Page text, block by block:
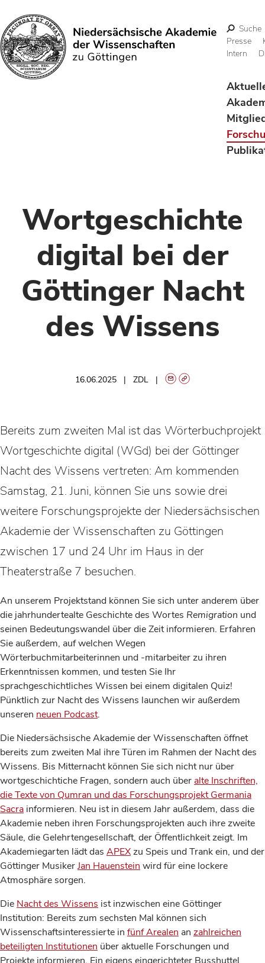
Suchen
Suche
Presse
Intern
Wortgeschichte
digital bei der
Göttinger Nacht
des Wissens
16.06.2025 ZDL
Bereits zum zweiten Mal ist das Wörterbuchprojekt
Wortgeschichte digital (WGd) bei der Göttinger
Nacht des Wissens vertreten: Am kommenden
Samstag, 21. Juni, können Sie uns sowie drei
weitere Forschungsprojekte der Niedersächsischen
Akademie der Wissenschaften zu Göttingen
zwischen 17 und 24 Uhr im Haus in der
Theaterstraße 7 besuchen.
An unserem Projektstand können Sie sich unter anderem über
die jahrhundertealte Geschichte des Wortes Remigration und
seinen Bedeutungswandel über die Zeit informieren. Erfahren
Sie außerdem, auf welchen Wegen
Wörterbuchmitarbeiterinnen und -mitarbeiter zu ihren
Erkenntnissen kommen, und testen Sie Ihr
sprachgeschichtliches Wissen bei einem digitalen Quiz!
Pünktlich zur Nacht des Wissens launchen wir außerdem
unseren neuen Podcast.
Die Niedersächsische Akademie der Wissenschaften öffnet
bereits zum zweiten Mal ihre Türen im Rahmen der Nacht des
Wissens. Bis Mitternacht können Sie sich nicht nur über
wortgeschichtiche Fragen, sondern auch über alte Inschriften,
die Texte von Qumran und das Forschungsprojekt Germania
Sacra informieren. Neu ist in diesem Jahr außerdem, dass die
Akademie neben ihren Forschungsprojekten auch ihre zweite
Säule, die Gelehrtengesellschaft, der Öffentlichkeit zeigt. Im
Akademiegarten lädt das APEXzu Speis und Trank ein, und der
Göttinger MusikerJan Hauenstein wird für eine lockere
Atmosphäre sorgen.
Die Nacht des Wissens ist inzwischen eine Göttinger
Institution: Bereits zum sechsten Mal können sich
Wissenschaftsinteressierte in fünf Arealen an zahlreichen
beteiligten Institutionen über aktuelle Forschungen und